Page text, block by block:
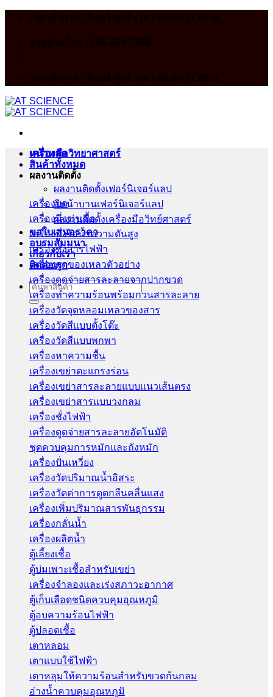
Skip
เวลาทำการ : จันทร์-ศุกร์ เวลา 08:00-17.00 น.
สายด่วนโทร : 086-420-0366
เวลาทำการ : จันทร์-ศุกร์ เวลา 08:00-17.00 น.
หน้าหลัก
สินค้าทั้งหมด
ผลงานติดตั้ง
ผลงานติดตั้งเฟอร์นิเจอร์เเลป
สีหน้าบานเฟอร์นิเจอร์เเลป
ผลงานติดตั้งเครื่องมือวิทย์ศาสตร์
ขอใบเสนอราคา
อบรมสัมมนา
เกี่ยวกับเรา
ติดต่อเรา
Search
for:
เครื่องมือวิทยาศาสตร์
เครื่องบด
เครื่องนึ่งฆ่าเชื้อ
เครื่องนึ่งไอน้ำความดันสูง
เครื่องชั่งสารไฟฟ้า
เครื่องดูดของเหลวตัวอย่าง
เครื่องดูดจ่ายสารละลายจากปากขวด
เครื่องทำความร้อนพร้อมกวนสารละลาย
เครื่องวัดจุดหลอมเหลวของสาร
เครื่องวัดสีแบบตั้งโต๊ะ
เครื่องวัดสีแบบพกพา
เครื่องหาความชื้น
เครื่องเขย่าตะแกรงร่อน
เครื่องเขย่าสารละลายแบบแนวเส้นตรง
เครื่องเขย่าสารแบบวงกลม
เครื่องชั่งไฟฟ้า
เครื่องดูดจ่ายสารละลายอัตโนมัติ
ชุดควบคุมการหมักและถังหมัก
เครื่องปั่นเหวี่ยง
เครื่องวัดปริมาณน้ำอิสระ
เครื่องวัดค่าการดูดกลืนคลื่นแสง
เครื่องเพิ่มปริมาณสารพันธุกรรม
เครื่องกลั่นน้ำ
เครื่องผลิตน้ำ
ตู้เลี้ยงเชื้อ
ตู้บ่มเพาะเชื้อสำหรับเขย่า
เครื่องจำลองและเร่งสภาวะอากาศ
ตู้เก็บเลือดชนิดควบคุมอุณหภูมิ
ตู้อบความร้อนไฟฟ้า
ตู้ปลอดเชื้อ
เตาหลอม
เตาแบบใช้ไฟฟ้า
เตาหลุมให้ความร้อนสำหรับขวดก้นกลม
อ่างน้ำควบคุมอุณหภูมิ